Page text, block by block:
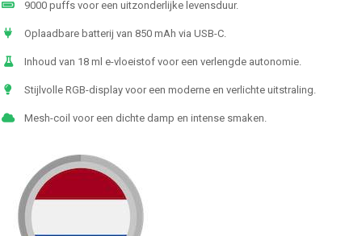
9000 puffs voor een uitzonderlijke levensduur.
Oplaadbare batterij van 850 mAh via USB-C.
Inhoud van 18 ml e-vloeistof voor een verlengde autonomie.
Stijlvolle RGB-display voor een moderne en verlichte uitstraling.
Mesh-coil voor een dichte damp en intense smaken.